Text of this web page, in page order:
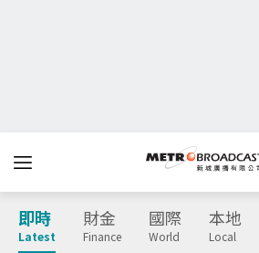
即時
Latest
財金
Finance
國際
World
本地
Local